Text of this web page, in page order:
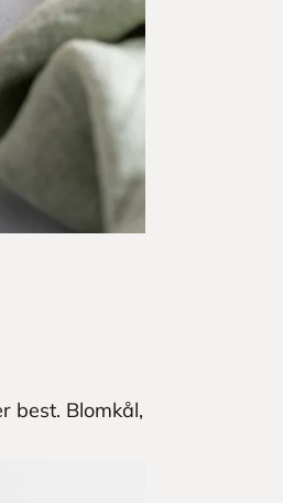
best. Blomkål,